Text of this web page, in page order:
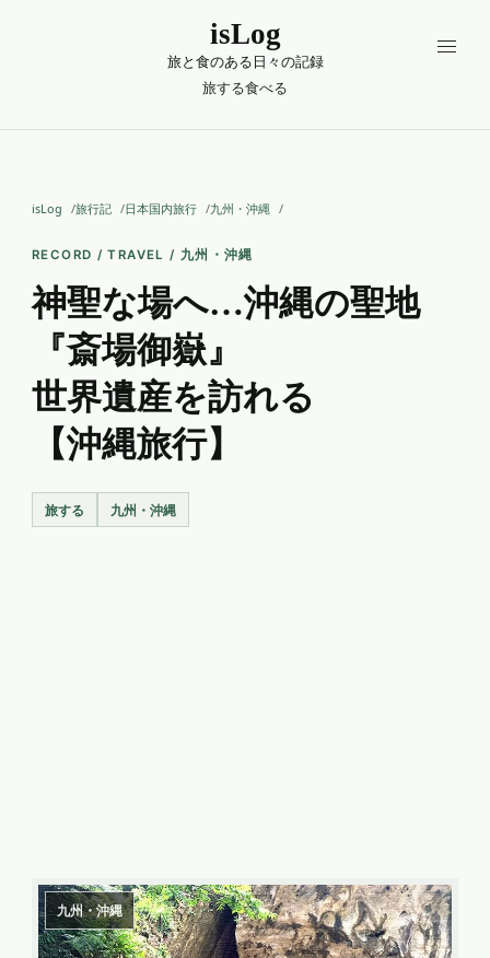
isLog
旅と食のある日々の記録
旅する食べる
isLog 旅行記 日本国内旅行 九州・沖縄
RECORD / TRAVEL / 九州・沖縄
神聖な場へ…沖縄の聖地
『斎場御嶽』
世界遺産を訪れる
【沖縄旅行】
旅する 九州・沖縄
九州・沖縄